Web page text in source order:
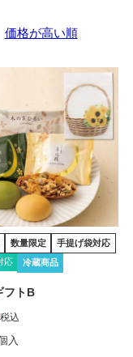
価格が高い順
数量限定
手提げ袋対応
応
冷蔵商品
フトB
税込
入